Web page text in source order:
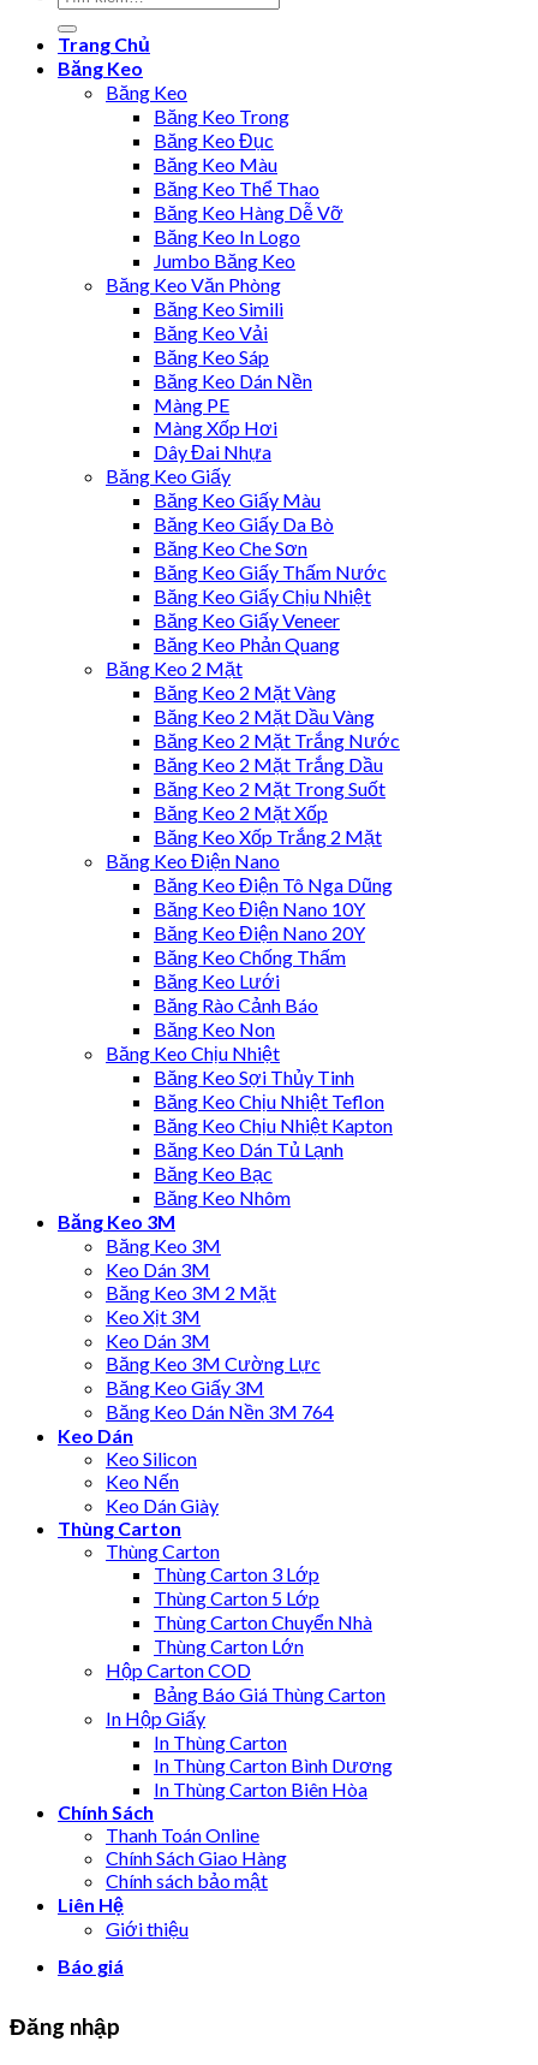
Trang Chủ
Băng Keo
Băng Keo
Băng Keo Trong
Băng Keo Đục
Băng Keo Màu
Băng Keo Thể Thao
Băng Keo Hàng Dễ Vỡ
Băng Keo In Logo
Jumbo Băng Keo
Băng Keo Văn Phòng
Băng Keo Simili
Băng Keo Vải
Băng Keo Sáp
Băng Keo Dán Nền
Màng PE
Màng Xốp Hơi
Dây Đai Nhựa
Băng Keo Giấy
Băng Keo Giấy Màu
Băng Keo Giấy Da Bò
Băng Keo Che Sơn
Băng Keo Giấy Thấm Nước
Băng Keo Giấy Chịu Nhiệt
Băng Keo Giấy Veneer
Băng Keo Phản Quang
Băng Keo 2 Mặt
Băng Keo 2 Mặt Vàng
Băng Keo 2 Mặt Dầu Vàng
Băng Keo 2 Mặt Trắng Nước
Băng Keo 2 Mặt Trắng Dầu
Băng Keo 2 Mặt Trong Suốt
Băng Keo 2 Mặt Xốp
Băng Keo Xốp Trắng 2 Mặt
Băng Keo Điện Nano
Băng Keo Điện Tô Nga Dũng
Băng Keo Điện Nano 10Y
Băng Keo Điện Nano 20Y
Băng Keo Chống Thấm
Băng Keo Lưới
Băng Rào Cảnh Báo
Băng Keo Non
Băng Keo Chịu Nhiệt
Băng Keo Sợi Thủy Tinh
Băng Keo Chịu Nhiệt Teflon
Băng Keo Chịu Nhiệt Kapton
Băng Keo Dán Tủ Lạnh
Băng Keo Bạc
Băng Keo Nhôm
Băng Keo 3M
Băng Keo 3M
Keo Dán 3M
Băng Keo 3M 2 Mặt
Keo Xịt 3M
Keo Dán 3M
Băng Keo 3M Cường Lực
Băng Keo Giấy 3M
Băng Keo Dán Nền 3M 764
Keo Dán
Keo Silicon
Keo Nến
Keo Dán Giày
Thùng Carton
Thùng Carton
Thùng Carton 3 Lớp
Thùng Carton 5 Lớp
Thùng Carton Chuyển Nhà
Thùng Carton Lớn
Hộp Carton COD
Bảng Báo Giá Thùng Carton
In Hộp Giấy
In Thùng Carton
In Thùng Carton Bình Dương
In Thùng Carton Biên Hòa
Chính Sách
Thanh Toán Online
Chính Sách Giao Hàng
Chính sách bảo mật
Liên Hệ
Giới thiệu
Báo giá
Đăng nhập